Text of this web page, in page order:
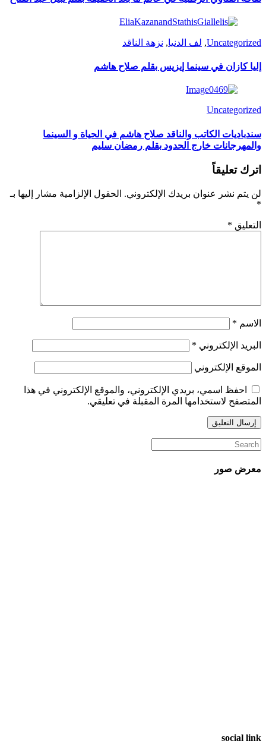
Uncategorized
, لف الدنيا, نزهة الناقد
إليا كازان في سينما إيزيس بقلم صلاح هاشم
Uncategorized
سندباديات الكاتب والناقد صلاح هاشم في الحياة و السينما
والمهرجانات خارج الحدود بقلم رمضان سليم
اترك تعليقاً
لن يتم نشر عنوان بريدك الإلكتروني. الحقول الإلزامية مشار إليها بـ
*
التعليق *
الاسم *
البريد الإلكتروني *
الموقع الإلكتروني
احفظ اسمي، بريدي الإلكتروني، والموقع الإلكتروني في هذا
المتصفح لاستخدامها المرة المقبلة في تعليقي.
معرض صور
social link